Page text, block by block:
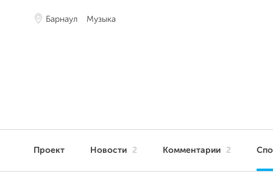
Барнаул Музыка
Проект Новости 2 Комментарии 2